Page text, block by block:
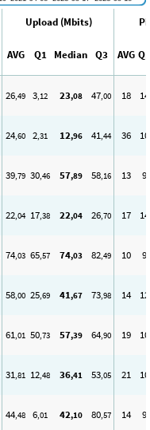
Upload (Mbits)
AVG Q1 Median Q3 AVG Q1
26,49 3,12 23,08 47,00 18 14
24,60 2,31 12,96 41,44 36 10
39,79 30,46 57,89 58,16 13 9
22,04 17,38 22,04 26,70 17 14
74,03 65,57 74,03 82,49 10 9
58,00 25,69 41,67 73,98 14 12
61,01 50,73 57,39 64,90 19 10
31,81 12,48 36,41 53,05 21 10
44,48 6,01 42,10 80,57 14 9